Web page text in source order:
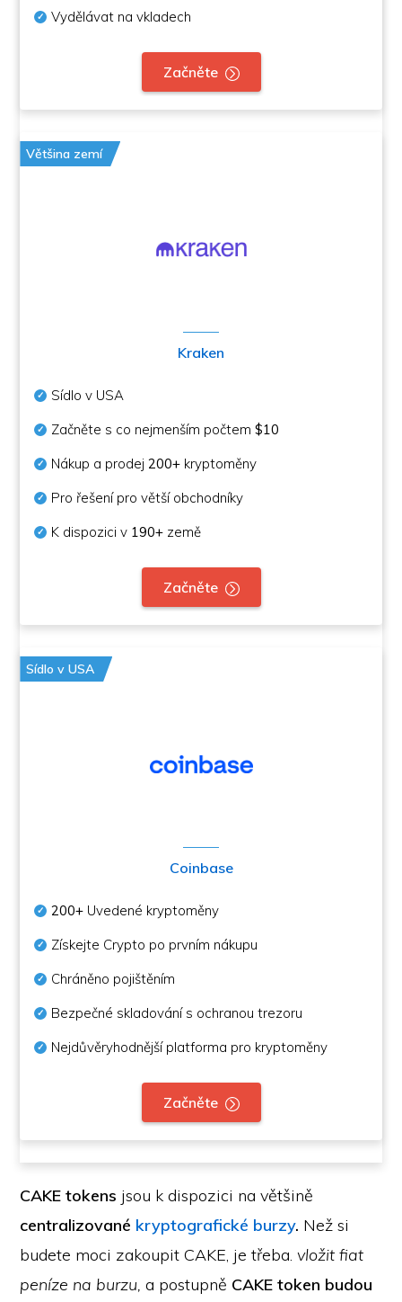
Vydělávat na vkladech
Začněte
Většina zemí
Kraken
Sídlo v USA
Začněte s co nejmenším počtem$10
Nákup a prodej200+ kryptoměny
Pro řešení pro větší obchodníky
K dispozici v 190+ země
Začněte
Sídlo v USA
Coinbase
200+ Uvedené kryptoměny
Získejte Crypto po prvním nákupu
Chráněno pojištěním
Bezpečné skladování s ochranou trezoru
Nejdůvěryhodnější platforma pro kryptoměny
Začněte
CAKE tokens jsou k dispozici na většině
centralizované kryptografické burzy. Než si
budete moci zakoupit CAKE, je třeba.vložit fiat
peníze na burzu, a postupně CAKE token budou